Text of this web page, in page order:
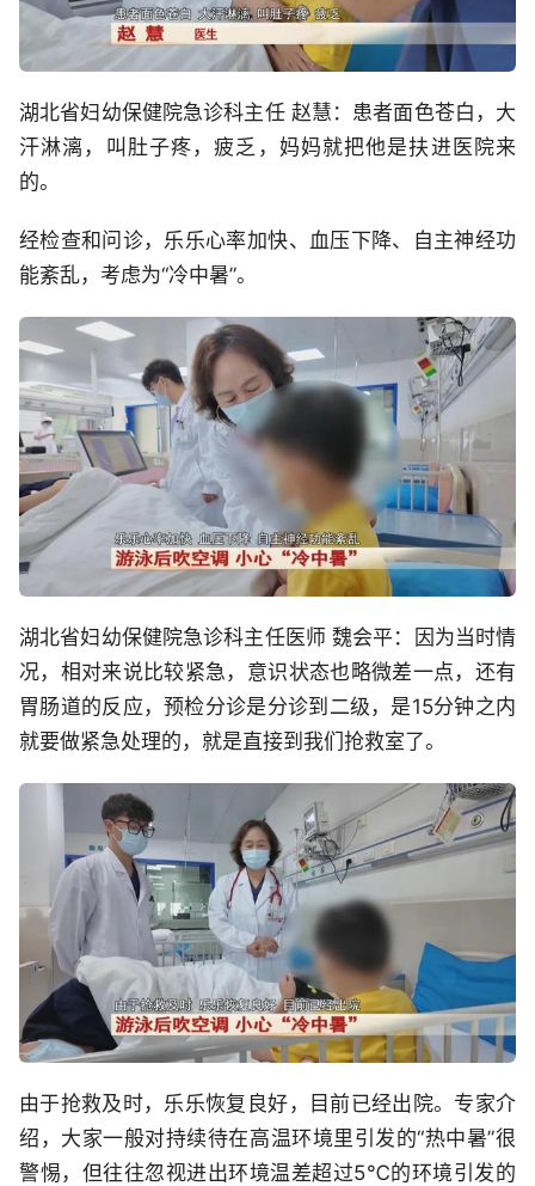
湖北省妇幼保健院急诊科主任 赵慧：患者面色苍白，大
汗淋漓，叫肚子疼，疲乏，妈妈就把他是扶进医院来
的。
经检查和问诊，乐乐心率加快、血压下降、自主神经功
能紊乱，考虑为“冷中暑”。
湖北省妇幼保健院急诊科主任医师 魏会平：因为当时情
况，相对来说比较紧急，意识状态也略微差一点，还有
胃肠道的反应，预检分诊是分诊到二级，是15分钟之内
就要做紧急处理的，就是直接到我们抢救室了。
由于抢救及时，乐乐恢复良好，目前已经出院。专家介
绍，大家一般对持续待在高温环境里引发的“热中暑”很
警惕，但往往忽视进出环境温差超过5℃的环境引发的